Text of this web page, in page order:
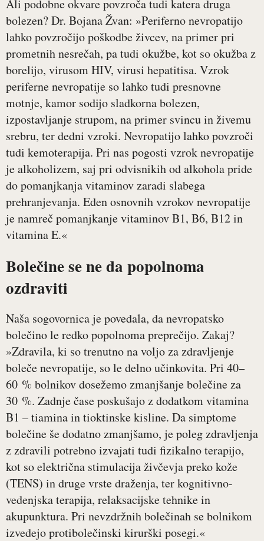
Ali podobne okvare povzroča tudi katera druga
bolezen? Dr. Bojana Žvan: »Periferno nevropatijo
lahko povzročijo poškodbe živcev, na primer pri
prometnih nesrečah, pa tudi okužbe, kot so okužba z
borelijo, virusom HIV, virusi hepatitisa. Vzrok
periferne nevropatije so lahko tudi presnovne
motnje, kamor sodijo sladkorna bolezen,
izpostavljanje strupom, na primer svincu in živemu
srebru, ter dedni vzroki. Nevropatijo lahko povzroči
tudi kemoterapija. Pri nas pogosti vzrok nevropatije
je alkoholizem, saj pri odvisnikih od alkohola pride
do pomanjkanja vitaminov zaradi slabega
prehranjevanja. Eden osnovnih vzrokov nevropatije
je namreč pomanjkanje vitaminov B1, B6, B12 in
vitamina E.«
Bolečine se ne da popolnoma
ozdraviti
Naša sogovornica je povedala, da nevropatsko
bolečino le redko popolnoma preprečijo. Zakaj?
»Zdravila, ki so trenutno na voljo za zdravljenje
boleče nevropatije, so le delno učinkovita. Pri 40–
60 % bolnikov dosežemo zmanjšanje bolečine za
30 %. Zadnje čase poskušajo z dodatkom vitamina
B1 – tiamina in tioktinske kisline. Da simptome
bolečine še dodatno zmanjšamo, je poleg zdravljenja
z zdravili potrebno izvajati tudi fizikalno terapijo,
kot so električna stimulacija živčevja preko kože
(TENS) in druge vrste draženja, ter kognitivno-
vedenjska terapija, relaksacijske tehnike in
akupunktura. Pri nevzdržnih bolečinah se bolnikom
izvedejo protibolečinski kirurški posegi.«